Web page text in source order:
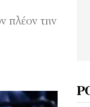
πλέον την